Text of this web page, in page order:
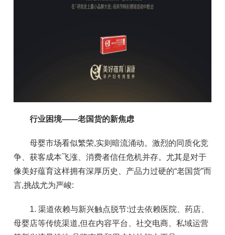
行业困境——老国货的新焦虑
母婴市场看似繁荣,实则暗流涌动。激烈的同质化竞
争、获客成本飞涨、消费者信任危机并存。尤其是对于
像美好蕴育这样拥有深厚历史、产品力过硬的“老国货”而
言,挑战尤为严峻:
1. 渠道依赖与新兴触点脱节:过去依赖医院、药店、
母婴店等传统渠道,但在内容平台、社交电商、私域运营